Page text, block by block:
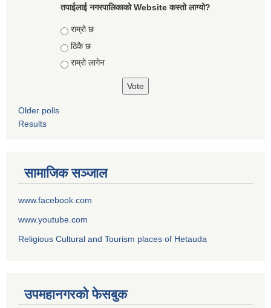
तपाईलाई नगरपालिकाको Website कस्तो लाग्यो?
Choices
राम्रो छ
ठिकै छ
राम्रो लागेन
Older polls
Results
सामाजिक सञ्जाल
www.facebook.com
www.youtube.com
Religious Cultural and Tourism places of Hetauda
उपमहानगरको फेसबुक